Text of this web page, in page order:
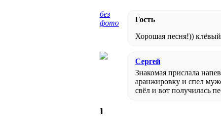
без
фото
Гость
Хорошая песня!))
Сергей
Знакомая прислала
аранжировку и спел
свёл и вот получилась
1